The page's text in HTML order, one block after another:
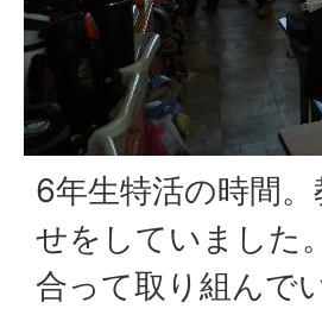
6年生特活の時間
せをしていました
合って取り組んで